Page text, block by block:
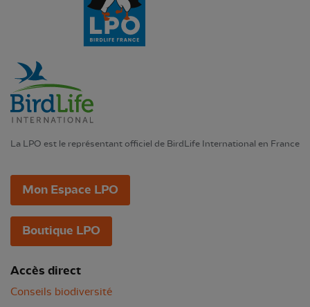
La LPO est le représentant officiel de BirdLife International en France
Mon Espace LPO
Boutique LPO
Accès direct
Conseils biodiversité